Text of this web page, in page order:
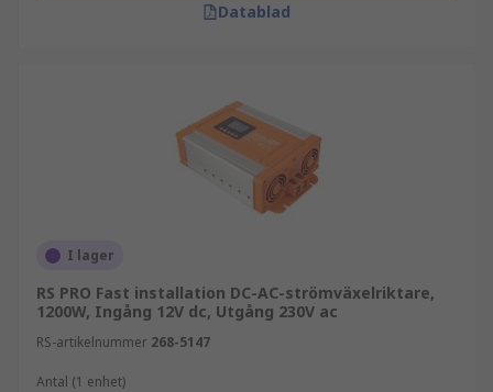
Datablad
I lager
RS PRO Fast installation DC-AC-strömväxelriktare,
1200W, Ingång 12V dc, Utgång 230V ac
RS-artikelnummer 268-5147
Antal (1 enhet)